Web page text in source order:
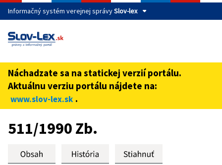
Informačný systém verejnej správySlov-lex
Táto stránka je zabezpečená
cez zabezpečenú webovú stránku verejnej správy SR.
Zabezpečená stránka vždy začína https:// pred názvom
domény webového sídla.
Náchadzate sa na statickej verzií portálu.
Aktuálnu verziu portálu nájdete na:
www.slov-lex.sk .
Preskoč na obsah
511/1990 Zb.